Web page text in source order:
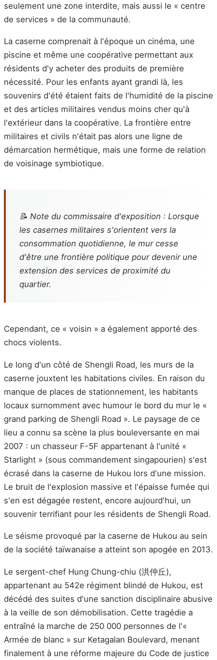
seulement une zone interdite, mais aussi le « centre
de services » de la communauté.
La caserne comprenait à l'époque un cinéma, une
piscine et même une coopérative permettant aux
résidents d'y acheter des produits de première
nécessité. Pour les enfants ayant grandi là, les
souvenirs d'été étaient faits de l'humidité de la piscine
et des articles militaires vendus moins cher qu'à
l'extérieur dans la coopérative. La frontière entre
militaires et civils n'était pas alors une ligne de
démarcation hermétique, mais une forme de relation
de voisinage symbiotique.
📝 Note du commissaire d'exposition : Lorsque
les casernes militaires s'orientent vers la
consommation quotidienne, le mur cesse
d'être une frontière politique pour devenir une
extension des services de proximité du
quartier.
Cependant, ce « voisin » a également apporté des
chocs violents.
Le long d'un côté de Shengli Road, les murs de la
caserne jouxtent les habitations civiles. En raison du
manque de places de stationnement, les habitants
locaux surnomment avec humour le bord du mur le «
grand parking de Shengli Road ». Le paysage de ce
lieu a connu sa scène la plus bouleversante en mai
2007 : un chasseur F-5F appartenant à l'unité «
Starlight » (sous commandement singapourien) s'est
écrasé dans la caserne de Hukou lors d'une mission.
Le bruit de l'explosion massive et l'épaisse fumée qui
s'en est dégagée restent, encore aujourd'hui, un
souvenir terrifiant pour les résidents de Shengli Road.
Le séisme provoqué par la caserne de Hukou au sein
de la société taïwanaise a atteint son apogée en 2013.
Le sergent-chef Hung Chung-chiu (洪仲丘),
appartenant au 542e régiment blindé de Hukou, est
décédé des suites d'une sanction disciplinaire abusive
à la veille de son démobilisation. Cette tragédie a
entraîné la marche de 250 000 personnes de l'«
Armée de blanc » sur Ketagalan Boulevard, menant
finalement à une réforme majeure du Code de justice